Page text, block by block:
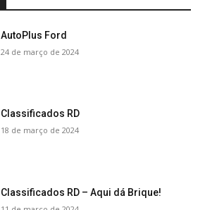
AutoPlus Ford
24 de março de 2024
Classificados RD
18 de março de 2024
Classificados RD – Aqui dá Brique!